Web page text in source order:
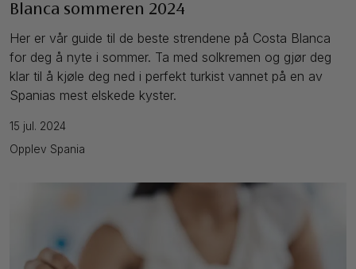
Blanca sommeren 2024
Her er vår guide til de beste strendene på Costa Blanca
for deg å nyte i sommer. Ta med solkremen og gjør deg
klar til å kjøle deg ned i perfekt turkist vannet på en av
Spanias mest elskede kyster.
15 jul. 2024
Opplev Spania